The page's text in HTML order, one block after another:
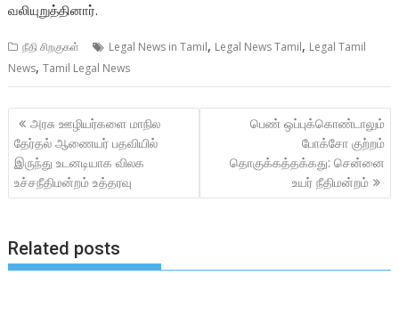
வலியுறுத்தினார்.
நீதி சிறகுகள் Legal News in Tamil, Legal News Tamil, Legal Tamil
News,Tamil Legal News
Post
navigation
அரசு ஊழியர்களை மாநில
தேர்தல் ஆணையர் பதவியில்
இருந்து உடனடியாக விலக
உச்சநீதிமன்றம் உத்தரவு
பெண் ஒப்புக்கொண்டாலும்
போக்சோ குற்றம்
தொகுக்கத்தக்கது: சென்னை
உயர் நீதிமன்றம்
Related posts